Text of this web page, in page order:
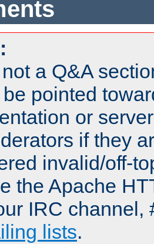
a Q&A
pointed
or
if they
invalid/off-
the Apache
IRC channel,
lists.